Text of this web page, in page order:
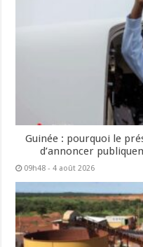
Guinée : pourquoi le
d’annoncer
09h48 - 4 août 2026